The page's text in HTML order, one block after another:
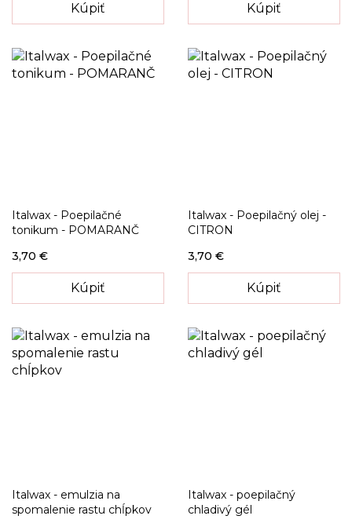
Kúpiť Kúpiť
Italwax - Poepilačné
tonikum - POMARANČ
3,70 €
Kúpiť
Italwax - Poepilačný olej -
CITRON
3,70 €
Kúpiť
Italwax - emulzia na
spomalenie rastu chĺpkov
Italwax - poepilačný
chladivý gél